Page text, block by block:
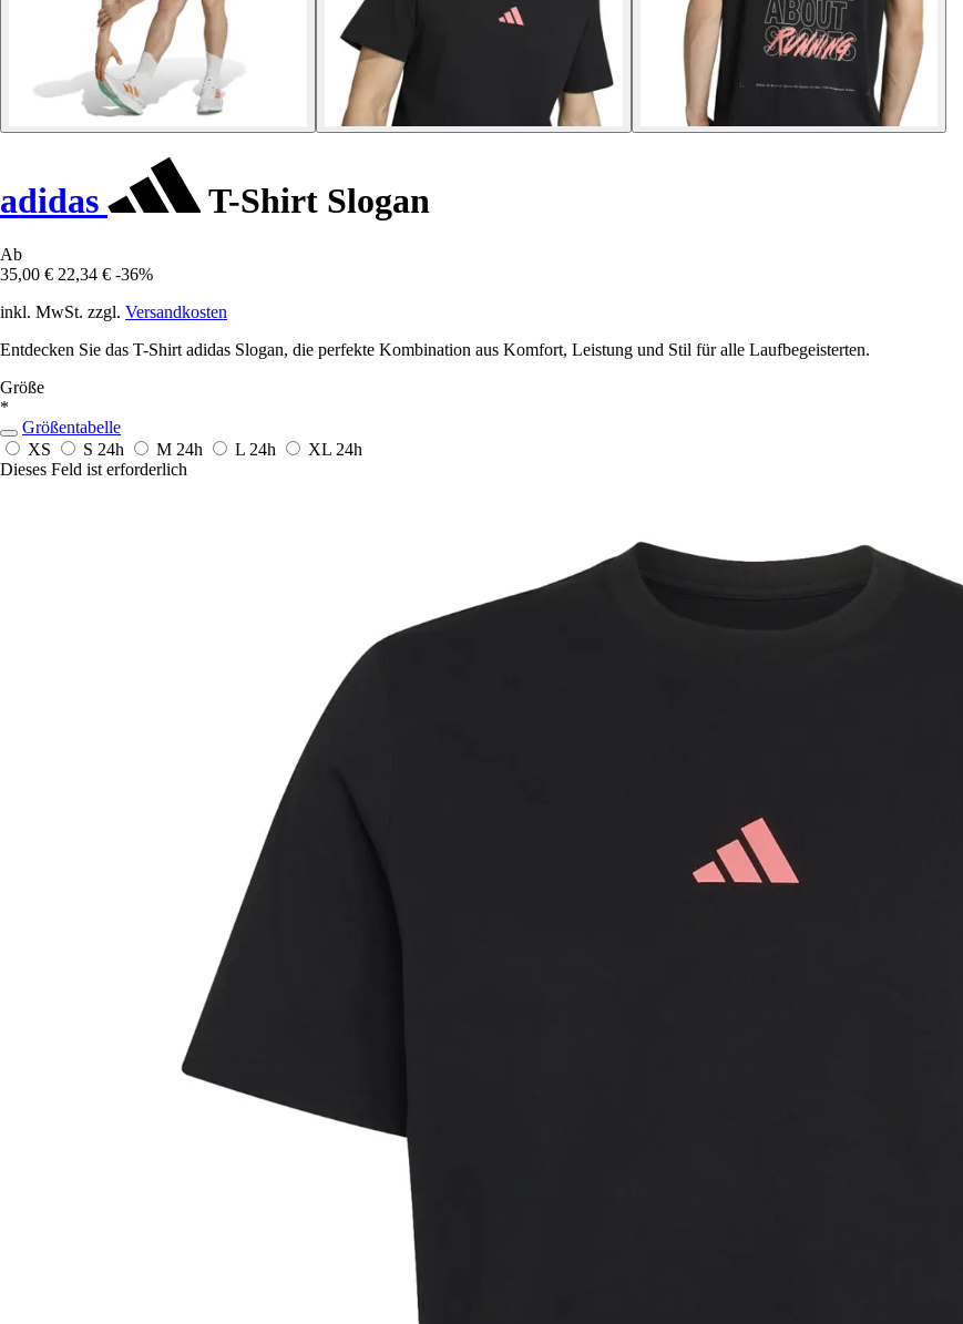
adidas T-Shirt Slogan
Ab
35,00 € 22,34 € -36%
inkl. MwSt. zzgl. Versandkosten
Entdecken Sie das T-Shirt adidas Slogan, die perfekte Kombination aus Komfort, Leistung und Stil für alle Laufbegeisterten.
Größe
*
Größentabelle
XS
S 24h M 24h L 24h XL 24h
Dieses Feld ist erforderlich